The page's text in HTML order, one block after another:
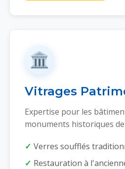
🏛️
Vitrages
Expertise pour les
monuments historiques
Verres soufflés
Restauration à